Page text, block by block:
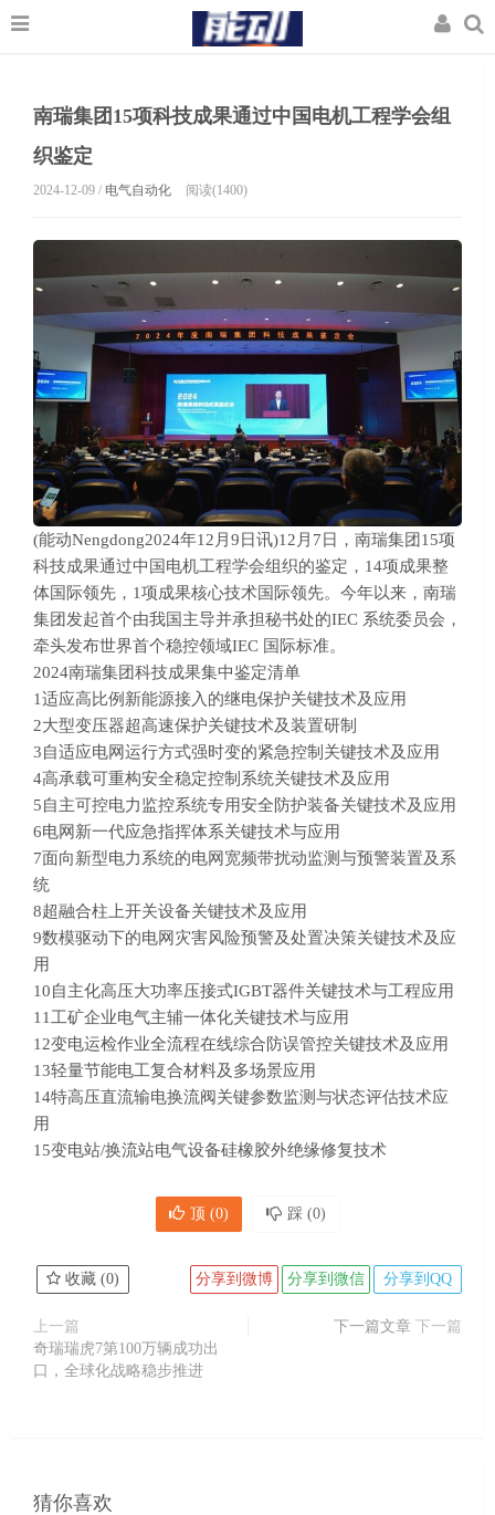
南瑞集团15项科技成果通过中国电机工程学会组
织鉴定
2024-12-09 / 电气自动化 阅读(1400)
(能动Nengdong2024年12月9日讯)12月7日，南瑞集团15项
科技成果通过中国电机工程学会组织的鉴定，14项成果整
体国际领先，1项成果核心技术国际领先。今年以来，南瑞
集团发起首个由我国主导并承担秘书处的IEC 系统委员会，
牵头发布世界首个稳控领域IEC 国际标准。
2024南瑞集团科技成果集中鉴定清单
1适应高比例新能源接入的继电保护关键技术及应用
2大型变压器超高速保护关键技术及装置研制
3自适应电网运行方式强时变的紧急控制关键技术及应用
4高承载可重构安全稳定控制系统关键技术及应用
5自主可控电力监控系统专用安全防护装备关键技术及应用
6电网新一代应急指挥体系关键技术与应用
7面向新型电力系统的电网宽频带扰动监测与预警装置及系
统
8超融合柱上开关设备关键技术及应用
9数模驱动下的电网灾害风险预警及处置决策关键技术及应
用
10自主化高压大功率压接式IGBT器件关键技术与工程应用
11工矿企业电气主辅一体化关键技术与应用
12变电运检作业全流程在线综合防误管控关键技术及应用
13轻量节能电工复合材料及多场景应用
14特高压直流输电换流阀关键参数监测与状态评估技术应
用
15变电站/换流站电气设备硅橡胶外绝缘修复技术
顶 (0) 踩 (0)
收藏 (0) 分享到QQ
分享到微信
分享到微博
上一篇
奇瑞瑞虎7第100万辆成功出
口，全球化战略稳步推进
下一篇文章 下一篇
猜你喜欢